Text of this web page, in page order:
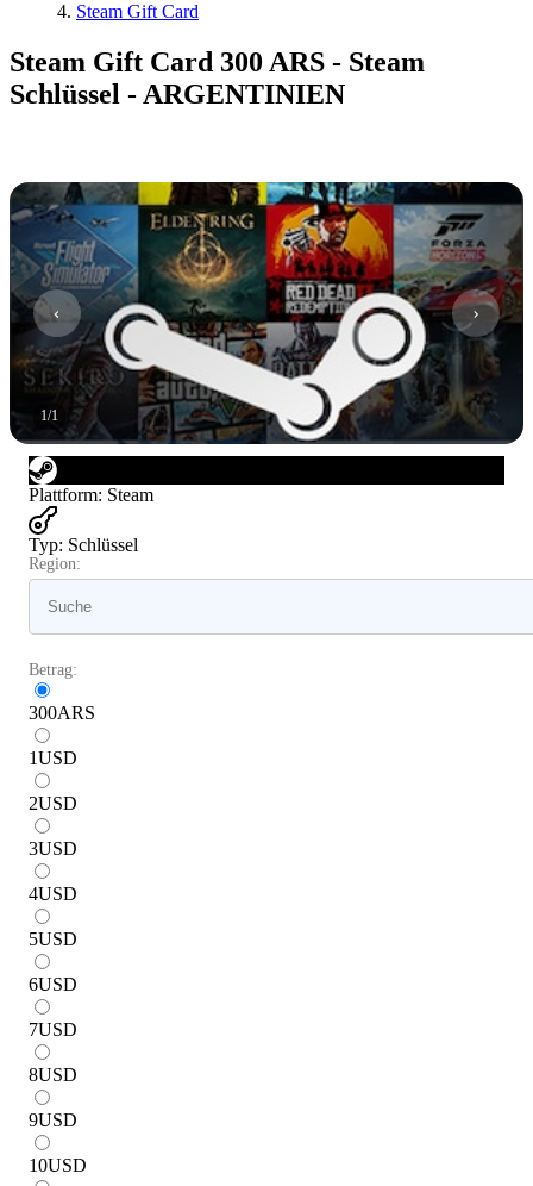
Steam Gift Card
Steam Gift Card 300 ARS - Steam
Schlüssel - ARGENTINIEN
1/1
Plattform: Steam
Typ: Schlüssel
Region:
Betrag:
300ARS
1USD
2USD
3USD
4USD
5USD
6USD
7USD
8USD
9USD
10USD